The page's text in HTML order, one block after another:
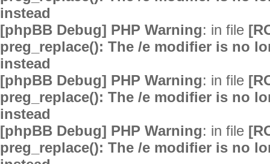
instead
[phpBB Debug] PHP Warning: in file
preg_replace(): The /e modifier is no
instead
[phpBB Debug] PHP Warning: in file
preg_replace(): The /e modifier is no
instead
[phpBB Debug] PHP Warning: in file
preg_replace(): The /e modifier is no